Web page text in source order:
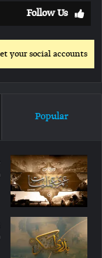
Follow Us
your social accounts.
Popular